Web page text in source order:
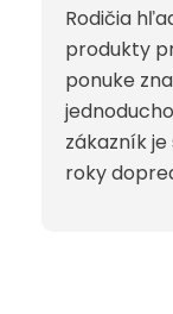
Rodičia
produkty
ponuke
zákazník
roky